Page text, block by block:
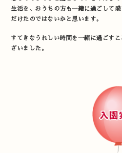
生活を、おうちの方も一緒に過ごして
だけたのではないかと思います。
すてきなうれしい時間を一緒に過ごす
ざいました。